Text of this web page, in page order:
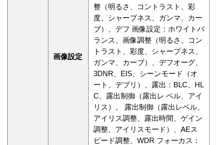
画像設定
整（明るさ、コントラスト、彩
度、シャープネス、ガンマ、カー
ブ）、デフ 画像設定：ホワイトバ
ランス、画像調整（明るさ、コン
トラスト、彩度、シャープネス、
ガンマ、カーブ）、デフオーグ、
3DNR、EIS、シーンモード（オ
ート、デブリ）、露出：BLC、HL
C、露出制御（露出レ ベル、アイ
リス）。 露出制御（露出レベル、
アイリス調整、露出時間、ゲイン
調整、アイリスモード）、AEス
ピード調整、WDR フォーカス：